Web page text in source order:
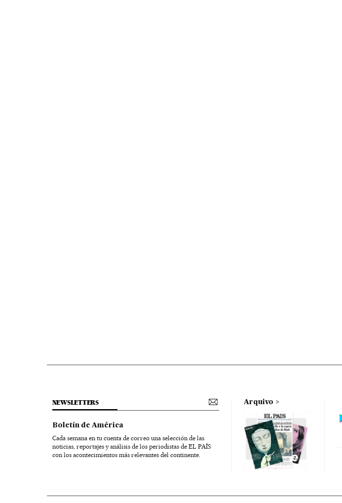
NEWSLETTERS
Boletín de América
Cada semana en tu cuenta de correo una selección de las
noticias, reportajes y análisis de los periodistas de EL PAÍS
con los acontecimientos más relevantes del continente.
Arquivo